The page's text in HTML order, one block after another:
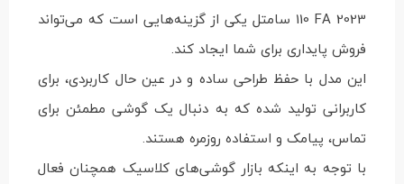
110 FA 2023 سامتل یکی از گزینه‌هایی است که می‌تواند
فروش پایداری برای شما ایجاد کند.
این مدل با حفظ طراحی ساده و در عین حال کاربردی، برای
کاربرانی تولید شده که به دنبال یک گوشی مطمئن برای
تماس، پیامک و استفاده روزمره هستند.
با توجه به اینکه بازار گوشی‌های کلاسیک همچنان فعال